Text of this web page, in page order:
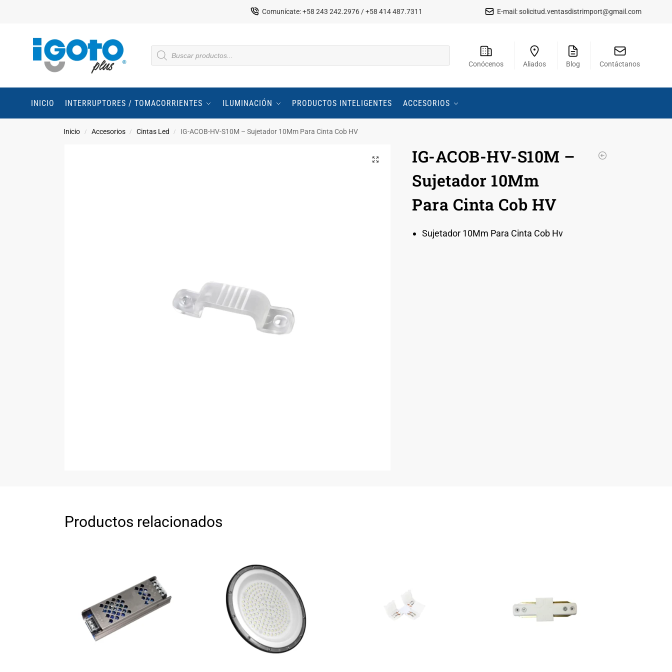
Comunícate: +58 243 242.2976 / +58 414 487.7311 E-mail:solicitud.ventasdistrimport@gmail.com
Conócenos Aliados Blog Contáctanos
INICIO INTERRUPTORES / TOMACORRIENTES ILUMINACIÓN PRODUCTOS INTELIGENTES ACCESORIOS
Inicio / Accesorios / Cintas Led / IG-ACOB-HV-S10M – Sujetador 10Mm Para Cinta Cob HV
IG-ACOB-HV-S10M –
Sujetador 10Mm
Para Cinta Cob HV
Sujetador 10Mm Para Cinta Cob Hv
Productos relacionados